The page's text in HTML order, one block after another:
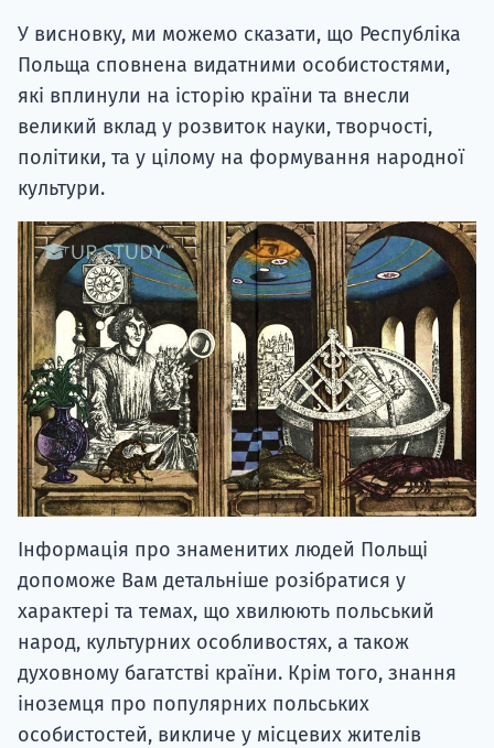
У висновку, ми можемо сказати, що Республіка
Польща сповнена видатними особистостями,
які вплинули на історію країни та внесли
великий вклад у розвиток науки, творчості,
політики, та у цілому на формування народної
культури.
Інформація про знаменитих людей Польщі
допоможе Вам детальніше розібратися у
характері та темах, що хвилюють польський
народ, культурних особливостях, а також
духовному багатстві країни. Крім того, знання
іноземця про популярних польських
особистостей, викличе у місцевих жителів